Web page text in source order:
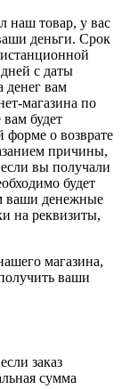
наш товар, у вас
деньги. Срок
с даты
денег вам
магазина по
будет
форме о возврате
причины,
вы получали
будет
ваши денежные
на реквизиты,
магазина,
ваши
заказ
сумма